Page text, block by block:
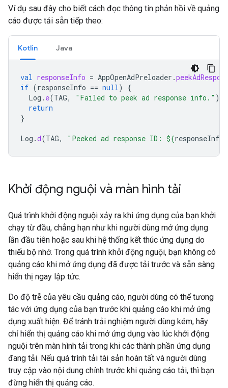
Ví dụ sau đây cho biết cách đọc thông tin phản hồi về quảng
cáo được tải sẵn tiếp theo:
Kotlin Java
val responseInfo = AppOpenAdPreloader .
if (responseInfo == null)
{
Log . e(TAG, "Failed to peek ad response info." )
return
}
Log .d(TAG, "Peeked ad response ID: ${responseInfo
Khởi động nguội và màn hình tải
Quá trình khởi động nguội xảy ra khi ứng dụng của bạn khởi
chạy từ đầu, chẳng hạn như khi người dùng mở ứng dụng
lần đầu tiên hoặc sau khi hệ thống kết thúc ứng dụng do
thiếu bộ nhớ. Trong quá trình khởi động nguội, bạn không có
quảng cáo khi mở ứng dụng đã được tải trước và sẵn sàng
hiển thị ngay lập tức.
Do độ trễ của yêu cầu quảng cáo, người dùng có thể tương
tác với ứng dụng của bạn trước khi quảng cáo khi mở ứng
dụng xuất hiện. Để tránh trải nghiệm người dùng kém, hãy
chỉ hiển thị quảng cáo khi mở ứng dụng vào lúc khởi động
nguội trên màn hình tải trong khi các thành phần ứng dụng
đang tải. Nếu quá trình tải tài sản hoàn tất và người dùng
truy cập vào nội dung chính trước khi quảng cáo tải, thì bạn
đừng hiển thị quảng cáo.